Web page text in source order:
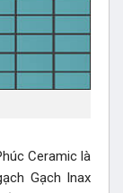
Ceramic là
Gạch Inax